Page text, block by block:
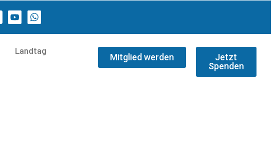
Landtag
Mitglied werden
Jetzt
Spenden